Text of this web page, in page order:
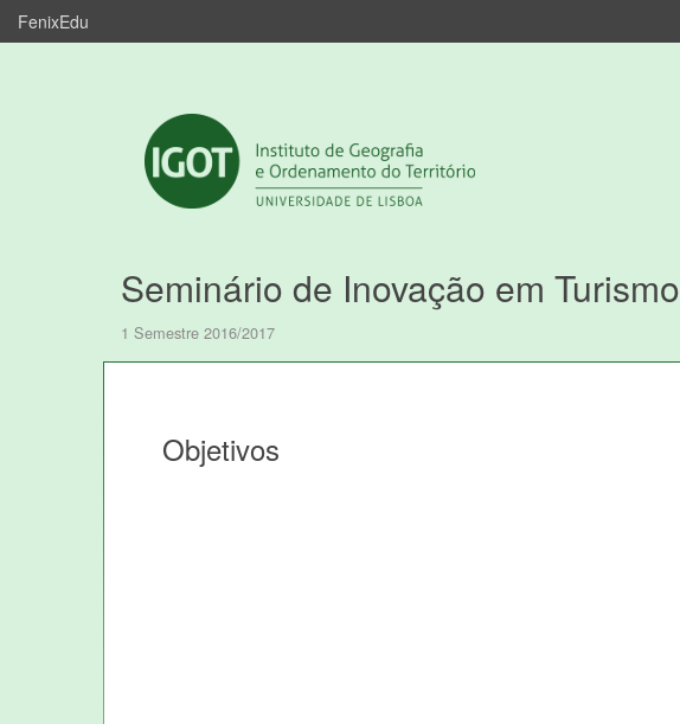
FenixEdu
Seminário de Inovação em Turismo
1 Semestre 2016/2017
Objetivos